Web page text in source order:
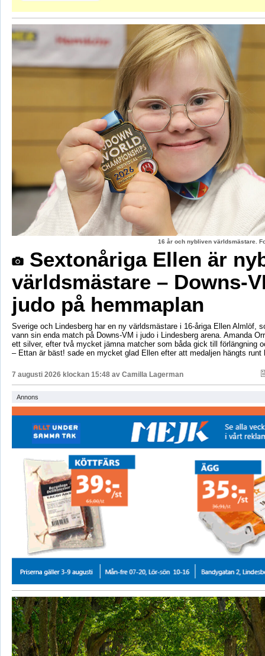
16 år och nybliven världsmästare.
Sextonåriga Ellen är
världsmästare – Downs-
judo på hemmaplan
Sverige och Lindesberg har en ny världsmästare i 16-åriga Ellen Almlöf,
vann sin enda match på Downs-VM i judo i Lindesberg arena. Amanda
ett silver, efter två mycket jämna matcher som båda gick till förlängning
– Ettan är bäst! sade en mycket glad Ellen efter att medaljen hängts runt
7 augusti 2026 klockan 15:48 av Camilla Lagerman
Annons